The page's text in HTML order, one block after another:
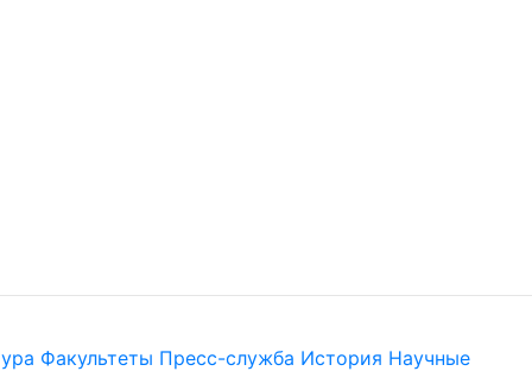
Факультеты Пресс-служба История Научные